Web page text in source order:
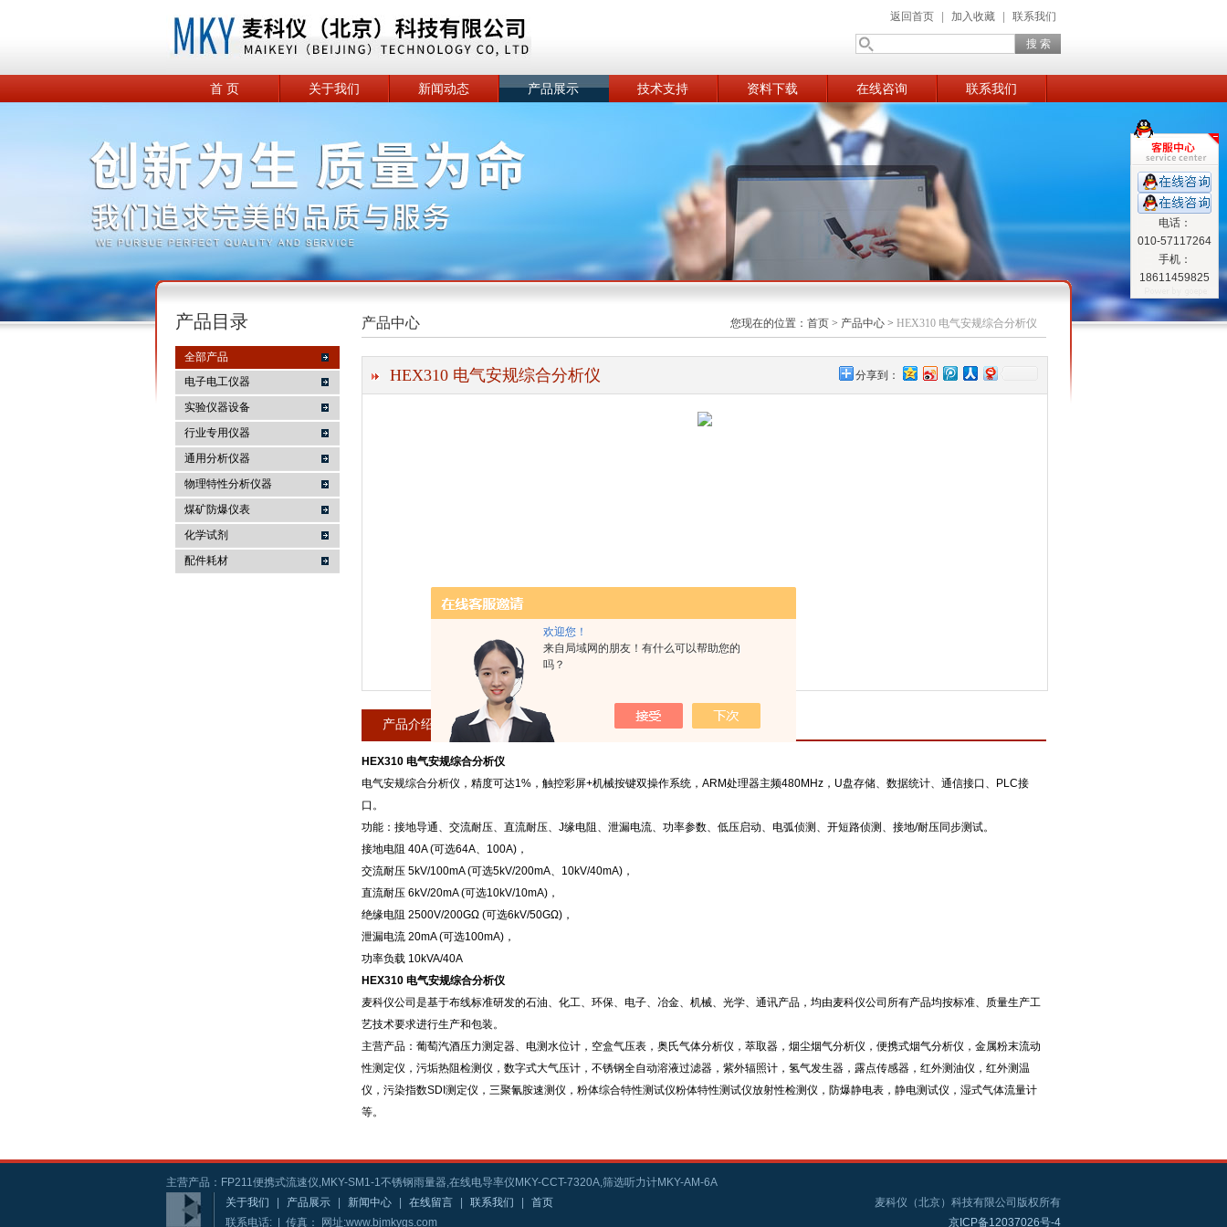
欢迎您！
来自局域网的朋友！有什么可以帮助您的
吗？
麦科仪（北京）科技有限公司
返回首页 加入收藏 联系我们
首 页 关于我们 新闻动态 产品展示 技术支持 资料下载 在线咨询 联系我们
产品目录
全部产品
电子电工仪器
实验仪器设备
行业专用仪器
通用分析仪器
物理特性分析仪器
煤矿防爆仪表
化学试剂
配件耗材
产品中心 您现在的位置： 首页 > 产品中心 > HEX310 电气安规综合分析仪
HEX310 电气安规综合分析仪 分享到：
产品介绍 在线留言
HEX310 电气安规综合分析仪
电气安规综合分析仪，精度可达1%，触控彩屏+机械按键双操作系统，ARM处理器主频480MHz，U盘存储、数据统计、通信接口、PLC接
口。
功能：接地导通、交流耐压、直流耐压、J缘电阻、泄漏电流、功率参数、低压启动、电弧侦测、开短路侦测、接地/耐压同步测试。
接地电阻 40A (可选64A、100A)，
交流耐压 5kV/100mA (可选5kV/200mA、10kV/40mA)，
直流耐压 6kV/20mA (可选10kV/10mA)，
绝缘电阻 2500V/200GΩ (可选6kV/50GΩ)，
泄漏电流 20mA (可选100mA)，
功率负载 10kVA/40A
HEX310 电气安规综合分析仪
麦科仪公司是基于布线标准研发的石油、化工、环保、电子、冶金、机械、光学、通讯产品，均由麦科仪公司所有产品均按标准、质量生产工
艺技术要求进行生产和包装。
主营产品：葡萄汽酒压力测定器、电测水位计，空盒气压表，奥氏气体分析仪，萃取器，烟尘烟气分析仪，便携式烟气分析仪，金属粉末流动
性测定仪，污垢热阻检测仪，数字式大气压计，不锈钢全自动溶液过滤器，紫外辐照计，氢气发生器，露点传感器，红外测油仪，红外测温
仪，污染指数SDI测定仪，三聚氰胺速测仪，粉体综合特性测试仪粉体特性测试仪放射性检测仪，防爆静电表，静电测试仪，湿式气体流量计
等。
主营产品：FP211便携式流速仪,MKY-SM1-1不锈钢雨量器,在线电导率仪MKY-CCT-7320A,筛选听力计MKY-AM-6A
关于我们
产品展示 新闻中心 在线留言 联系我们
首页
联系电话: | 传真： 网址:www.bjmkygs.com
麦科仪（北京）科技有限公司版权所有
京ICP备12037026号-4
电话：
010-57117264
手机：
18611459825